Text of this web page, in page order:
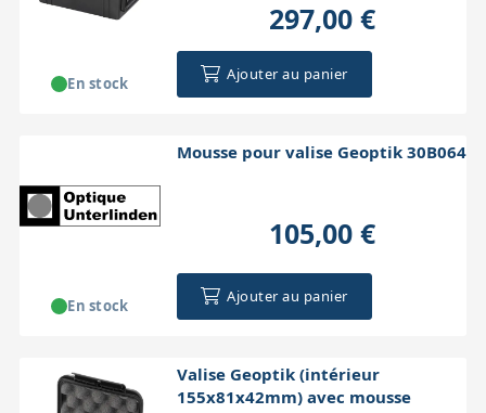
297,00 €
Ajouter au panier
En stock
Mousse pour valise Geoptik 30B064
105,00 €
Ajouter au panier
En stock
Valise Geoptik (intérieur
155x81x42mm) avec mousse